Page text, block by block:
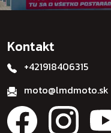
Kontakt
+421918406315
moto@lmdmoto.sk